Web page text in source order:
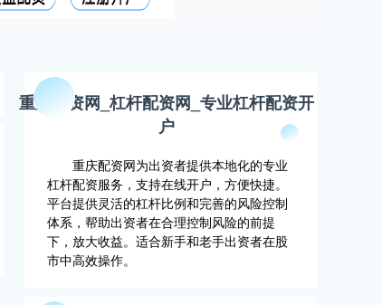
重庆配资网_杠杆配资网_专业杠杆配资开
户
重庆配资网为出资者提供本地化的专业
杠杆配资服务，支持在线开户，方便快捷。
平台提供灵活的杠杆比例和完善的风险控制
体系，帮助出资者在合理控制风险的前提
下，放大收益。适合新手和老手出资者在股
市中高效操作。